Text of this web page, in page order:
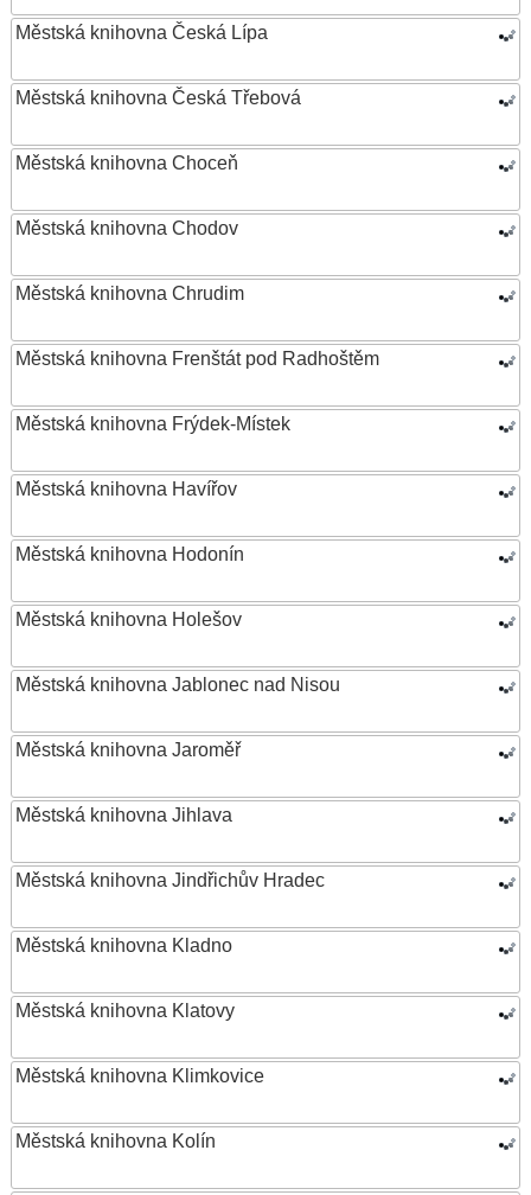
Městská knihovna Česká Lípa
Městská knihovna Česká Třebová
Městská knihovna Choceň
Městská knihovna Chodov
Městská knihovna Chrudim
Městská knihovna Frenštát pod Radhoštěm
Městská knihovna Frýdek-Místek
Městská knihovna Havířov
Městská knihovna Hodonín
Městská knihovna Holešov
Městská knihovna Jablonec nad Nisou
Městská knihovna Jaroměř
Městská knihovna Jihlava
Městská knihovna Jindřichův Hradec
Městská knihovna Kladno
Městská knihovna Klatovy
Městská knihovna Klimkovice
Městská knihovna Kolín